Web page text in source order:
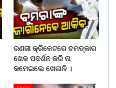
ରଣଜୀ କ୍ରିକେଟରେ ଚମତ୍କାର
ଖେଳ ପଦର୍ଶନ କରି ନା
କମେଇଲେ ଖେଳାଳି ।